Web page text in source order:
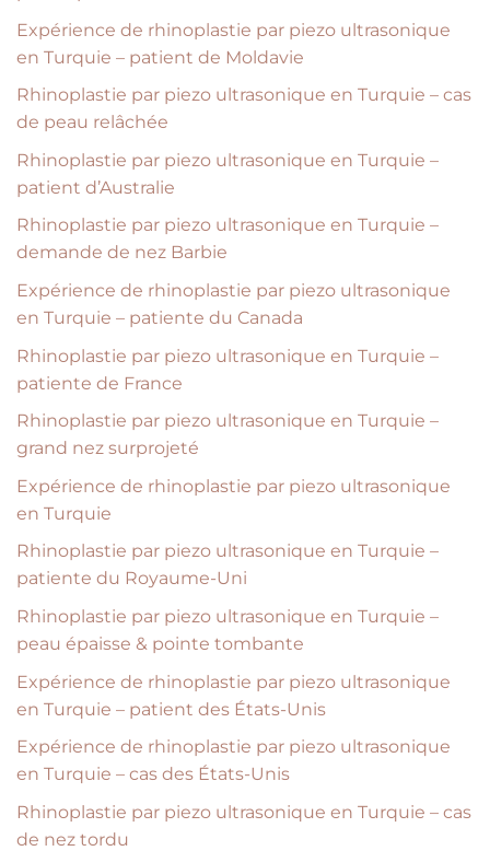
Expérience de rhinoplastie par piezo ultrasonique
en Turquie – patient de Moldavie
Rhinoplastie par piezo ultrasonique en Turquie – cas
de peau relâchée
Rhinoplastie par piezo ultrasonique en Turquie –
patient d’Australie
Rhinoplastie par piezo ultrasonique en Turquie –
demande de nez Barbie
Expérience de rhinoplastie par piezo ultrasonique
en Turquie – patiente du Canada
Rhinoplastie par piezo ultrasonique en Turquie –
patiente de France
Rhinoplastie par piezo ultrasonique en Turquie –
grand nez surprojeté
Expérience de rhinoplastie par piezo ultrasonique
en Turquie
Rhinoplastie par piezo ultrasonique en Turquie –
patiente du Royaume-Uni
Rhinoplastie par piezo ultrasonique en Turquie –
peau épaisse & pointe tombante
Expérience de rhinoplastie par piezo ultrasonique
en Turquie – patient des États-Unis
Expérience de rhinoplastie par piezo ultrasonique
en Turquie – cas des États-Unis
Rhinoplastie par piezo ultrasonique en Turquie – cas
de nez tordu